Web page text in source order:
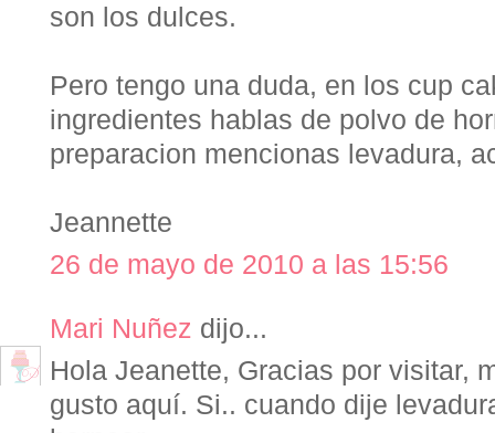
son los dulces.
Pero tengo una duda, en los cup
ingredientes hablas de polvo de
preparacion mencionas levadura,
Jeannette
26 de mayo de 2010 a las 15:56
Mari Nuñez dijo...
Hola Jeanette, Gracias por visitar,
gusto aquí. Si.. cuando dije